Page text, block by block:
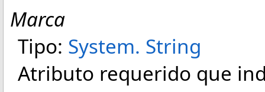
Marca
Tipo: System. String
Atributo requerido que